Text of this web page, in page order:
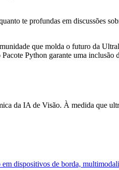
te profundas em discussões
que molda o futuro da
Python garante uma
da IA de Visão. À medida que
em dispositivos de borda,